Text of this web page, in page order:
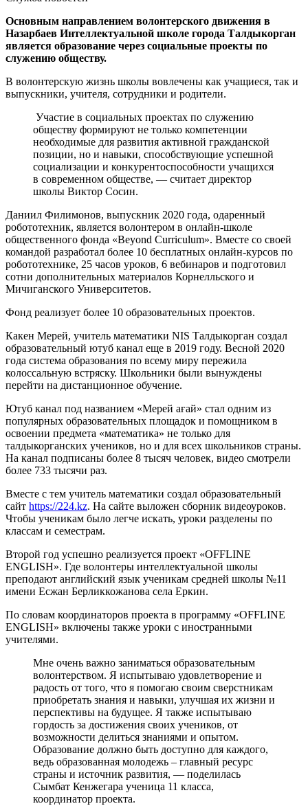
Основным направлением волонтерского движения в
Назарбаев Интеллектуальной школе города Талдыкорган
является образование через социальные проекты по
служению обществу.
В волонтерскую жизнь школы вовлечены как учащиеся, так и
выпускники, учителя, сотрудники и родители.
Участие в социальных проектах по служению
обществу формируют не только компетенции
необходимые для развития активной гражданской
позиции, но и навыки, способствующие успешной
социализации и конкурентоспособности учащихся
в современном обществе, — считает директор
школы Виктор Сосин.
Даниил Филимонов, выпускник 2020 года, одаренный
робототехник, является волонтером в онлайн-школе
общественного фонда «Beyond Curriculum». Вместе со своей
командой разработал более 10 бесплатных онлайн-курсов по
робототехнике, 25 часов уроков, 6 вебинаров и подготовил
сотни дополнительных материалов Корнелльского и
Мичиганского Университетов.
Фонд реализует более 10 образовательных проектов.
Какен Мерей, учитель математики NIS Талдыкорган создал
образовательный ютуб канал еще в 2019 году. Весной 2020
года система образования по всему миру пережила
колоссальную встряску. Школьники были вынуждены
перейти на дистанционное обучение.
Ютуб канал под названием «Мерей ағай» стал одним из
популярных образовательных площадок и помощником в
освоении предмета «математика» не только для
талдыкорганских учеников, но и для всех школьников страны.
На канал подписаны более 8 тысяч человек, видео смотрели
более 733 тысячи раз.
Вместе с тем учитель математики создал образовательный
сайт https://224.kz. На сайте выложен сборник видеоуроков.
Чтобы ученикам было легче искать, уроки разделены по
классам и семестрам.
Второй год успешно реализуется проект «OFFLINE
ENGLISH». Где волонтеры интеллектуальной школы
преподают английский язык ученикам средней школы №11
имени Есжан Берликкожанова села Еркин.
По словам координаторов проекта в программу «OFFLINE
ENGLISH» включены также уроки с иностранными
учителями.
Мне очень важно заниматься образовательным
волонтерством. Я испытываю удовлетворение и
радость от того, что я помогаю своим сверстникам
приобретать знания и навыки, улучшая их жизни и
перспективы на будущее. Я также испытываю
гордость за достижения своих учеников, от
возможности делиться знаниями и опытом.
Образование должно быть доступно для каждого,
ведь образованная молодежь – главный ресурс
страны и источник развития, — поделилась
Сымбат Кенжегара ученица 11 класса,
координатор проекта.